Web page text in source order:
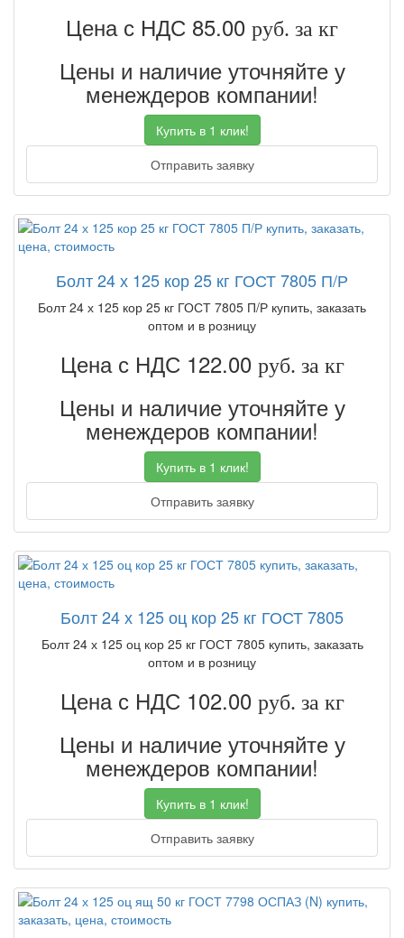
Цена с НДС 85.00 руб. за кг
Цены и наличие уточняйте у
менеждеров компании!
Купить в 1 клик!
Отправить заявку
Болт 24 х 125 кор 25 кг ГОСТ 7805 П/Р
Болт 24 х 125 кор 25 кг ГОСТ 7805 П/Р купить, заказать
оптом и в розницу
Цена с НДС 122.00 руб. за кг
Цены и наличие уточняйте у
менеждеров компании!
Купить в 1 клик!
Отправить заявку
Болт 24 х 125 оц кор 25 кг ГОСТ 7805
Болт 24 х 125 оц кор 25 кг ГОСТ 7805 купить, заказать
оптом и в розницу
Цена с НДС 102.00 руб. за кг
Цены и наличие уточняйте у
менеждеров компании!
Купить в 1 клик!
Отправить заявку